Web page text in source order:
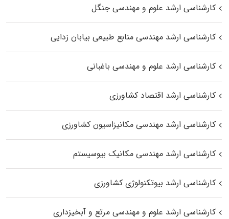
کارشناسی ارشد علوم و مهندسی جنگل
کارشناسی ارشد مهندسی منابع طبیعی بیابان زدایی
کارشناسی ارشد علوم و مهندسی باغبانی
کارشناسی ارشد اقتصاد کشاورزی
کارشناسی ارشد مهندسی مکانیزاسیون کشاورزی
کارشناسی ارشد مهندسی مکانیک بیوسیستم
کارشناسی ارشد بیوتکنولوژی کشاورزی
کارشناسی ارشد علوم و مهندسی مرتع و آبخیزداری